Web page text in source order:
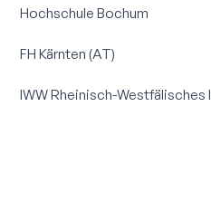
Hochschule Bochum
FH Kärnten (AT)
IWW Rheinisch-